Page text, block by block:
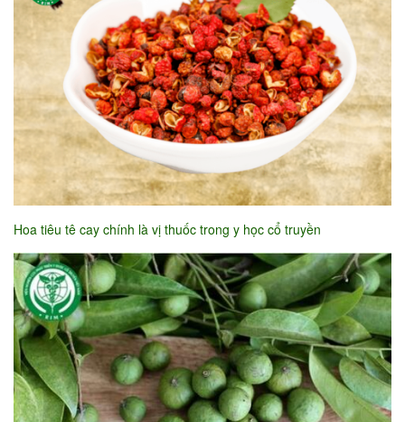
Hoa tiêu tê cay chính là vị thuốc trong y học cổ truyền